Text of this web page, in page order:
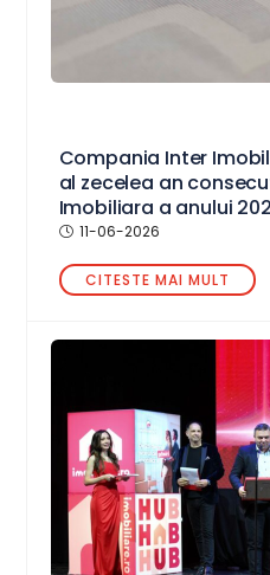
Compania Inter
al zecelea an
Imobiliara a anului
11-06-2026
CITESTE MAI MULT